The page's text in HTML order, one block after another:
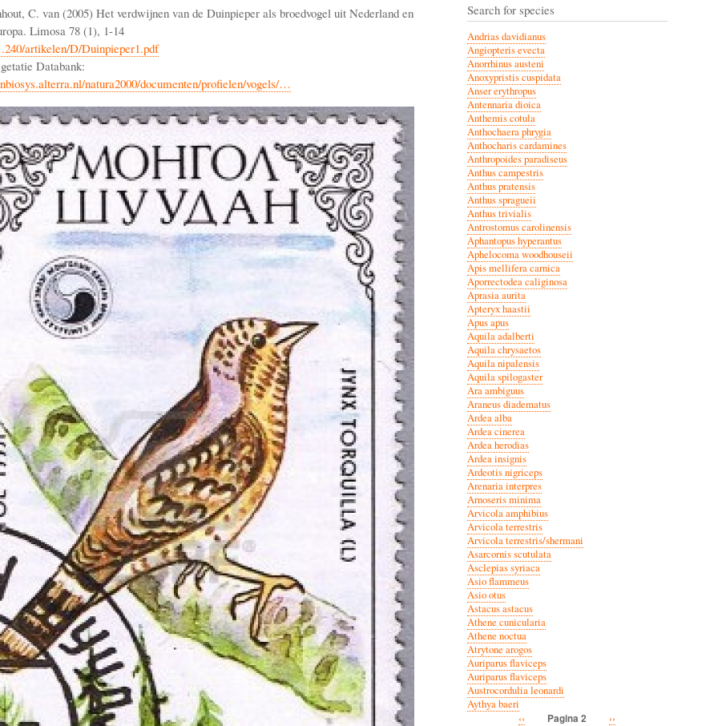
C. van (2005) Het verdwijnen van de Duinpieper als broedvogel uit Nederland en
Limosa 78 (1), 1-14
artikelen/D/Duinpieper1.pdf
Databank:
natura2000/documenten/profielen/vogels/…
Search for species
Andrias davidianus
Angiopteris evecta
Anorrhinus austeni
Anoxypristis cuspidata
Anser erythropus
Antennaria dioica
Anthemis cotula
Anthochaera phrygia
Anthocharis cardamines
Anthropoides paradiseus
Anthus campestris
Anthus pratensis
Anthus spragueii
Anthus trivialis
Antrostomus carolinensis
Aphantopus hyperantus
Aphelocoma woodhouseii
Apis mellifera carnica
Aporrectodea caliginosa
Aprasia aurita
Apteryx haastii
Apus apus
Aquila adalberti
Aquila chrysaetos
Aquila nipalensis
Aquila spilogaster
Ara ambiguus
Araneus diadematus
Ardea alba
Ardea cinerea
Ardea herodias
Ardea insignis
Ardeotis nigriceps
Arenaria interpres
Arnoseris minima
Arvicola amphibius
Arvicola terrestris
Arvicola terrestris/shermani
Asarcornis scutulata
Asclepias syriaca
Asio flammeus
Asio otus
Astacus astacus
Athene cunicularia
Athene noctua
Atrytone arogos
Auriparus flaviceps
Auriparus flaviceps
Austrocordulia leonardi
Aythya baeri
Vorige
‹‹ Pagina 2
Volgende
››